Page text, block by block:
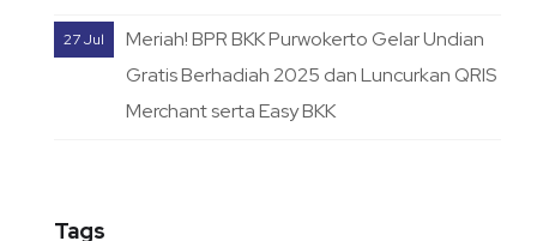
27 Jul
Meriah! BPR BKK Purwokerto Gelar Undian
Gratis Berhadiah 2025 dan Luncurkan QRIS
Merchant serta Easy BKK
Tags